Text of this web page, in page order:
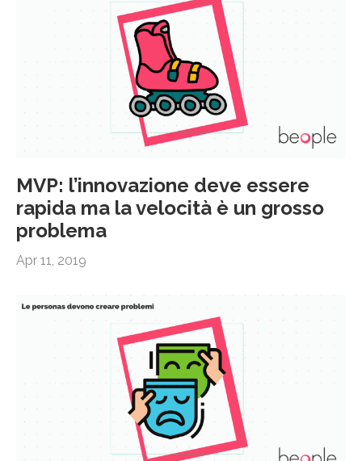
MVP: l’innovazione deve essere
rapida ma la velocità è un grosso
problema
Apr 11, 2019